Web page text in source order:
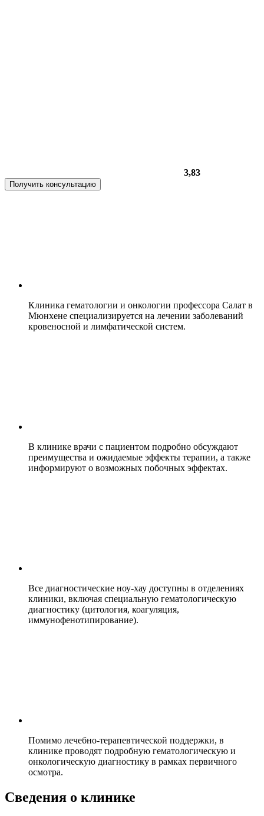
3,83
Получить консультацию
Клиника гематологии и онкологии профессора Салат в
Мюнхене специализируется на лечении заболеваний
кровеносной и лимфатической систем.
В клинике врачи с пациентом подробно обсуждают
преимущества и ожидаемые эффекты терапии, а также
информируют о возможных побочных эффектах.
Все диагностические ноу-хау доступны в отделениях
клиники, включая специальную гематологическую
диагностику (цитология, коагуляция,
иммунофенотипирование).
Помимо лечебно-терапевтической поддержки, в
клинике проводят подробную гематологическую и
онкологическую диагностику в рамках первичного
осмотра.
Сведения о клинике